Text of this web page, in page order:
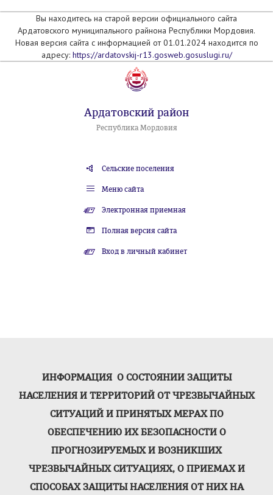
Вы находитесь на старой версии официального сайта
Ардатовского муниципального райнона Республики Мордовия.
Новая версия сайта с информацией от 01.01.2024 находится по
адресу: https://ardatovskij-r13.gosweb.gosuslugi.ru/
Ардатовский район
Республика Мордовия
Сельские поселения
Меню сайта
Электронная приемная
Полная версия сайта
Вход в личный кабинет
ИНФОРМАЦИЯ О СОСТОЯНИИ ЗАЩИТЫ
НАСЕЛЕНИЯ И ТЕРРИТОРИЙ ОТ ЧРЕЗВЫЧАЙНЫХ
СИТУАЦИЙ И ПРИНЯТЫХ МЕРАХ ПО
ОБЕСПЕЧЕНИЮ ИХ БЕЗОПАСНОСТИ О
ПРОГНОЗИРУЕМЫХ И ВОЗНИКШИХ
ЧРЕЗВЫЧАЙНЫХ СИТУАЦИЯХ, О ПРИЕМАХ И
СПОСОБАХ ЗАЩИТЫ НАСЕЛЕНИЯ ОТ НИХ НА